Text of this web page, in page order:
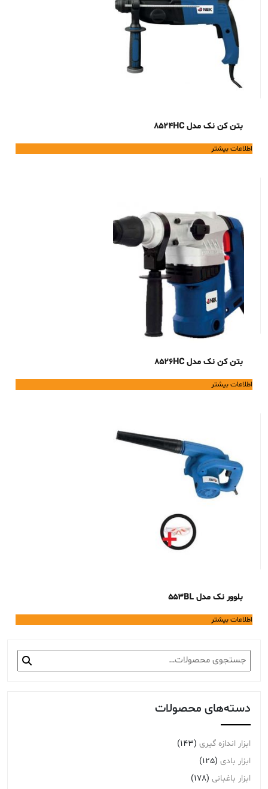
بتن کن نک مدل 8524HC
اطلاعات بیشتر
بتن کن نک مدل 8526HC
اطلاعات بیشتر
بلوور نک مدل 553BL
اطلاعات بیشتر
جستجو
برای:
دسته‌های محصولات
ابزار اندازه گیری (143)
ابزار بادی (125)
ابزار باغبانی (178)